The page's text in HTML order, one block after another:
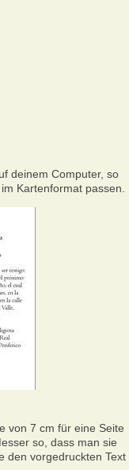
deinem Computer, so
Kartenformat passen.
von 7 cm für eine Seite
so, dass man sie
den vorgedruckten Text